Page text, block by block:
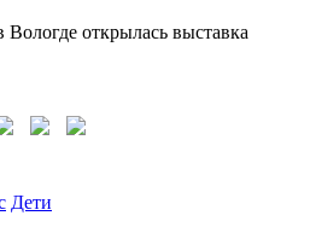
открылась выставка
Дети